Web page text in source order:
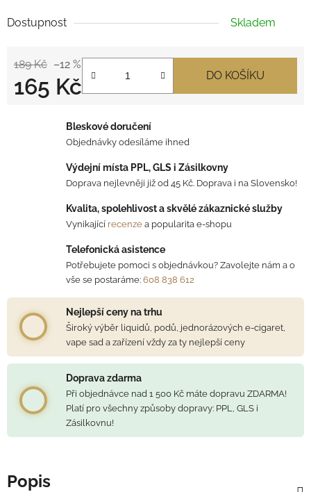
Dostupnost Skladem
189 Kč –12 %
165 Kč DO KOŠÍKU
Bleskové doručení
Objednávky odesíláme ihned
Výdejní místa PPL, GLS i Zásilkovny
Doprava nejlevněji již od 45 Kč. Doprava i na Slovensko!
Kvalita, spolehlivost a skvělé zákaznické služby
Vynikající recenze a popularita e-shopu
Telefonická asistence
Potřebujete pomoci s objednávkou? Zavolejte nám a o
vše se postaráme: 608 838 612
Nejlepší ceny na trhu
Široký výběr liquidů, podů, jednorázových e-cigaret,
vape sad a zařízení vždy za ty nejlepší ceny
Doprava zdarma
Při objednávce nad 1 500 Kč máte dopravu ZDARMA!
Platí pro všechny způsoby dopravy: PPL, GLS i
Zásilkovnu!
Popis